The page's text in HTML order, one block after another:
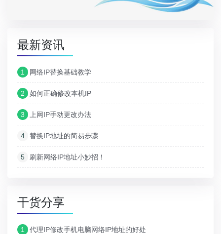
最新资讯
1 网络IP替换基础教学
2 如何正确修改本机IP
3 上网IP手动更改办法
4 替换IP地址的简易步骤
5 刷新网络IP地址小妙招！
干货分享
1 代理IP修改手机电脑网络IP地址的好处